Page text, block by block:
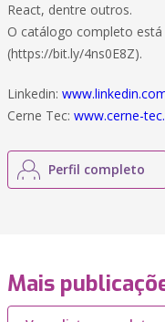
React, dentre outros.
O catálogo completo
(https://bit.ly/4ns0E8Z).
Linkedin:
Cerne Tec: www.cerne-
Perfil completo
Mais